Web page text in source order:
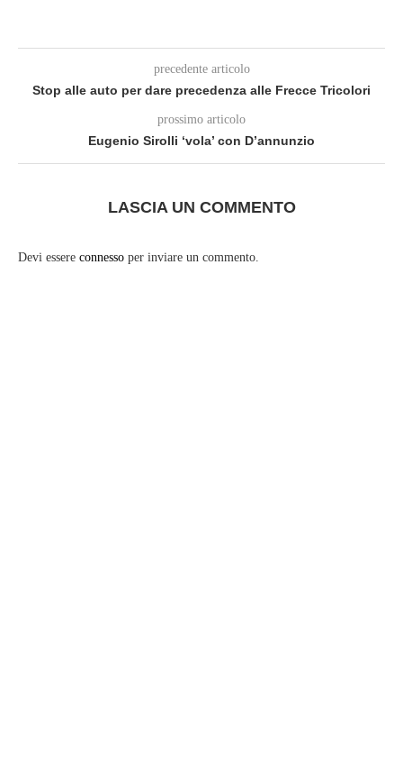
precedente articolo
Stop alle auto per dare precedenza alle Frecce Tricolori
prossimo articolo
Eugenio Sirolli ‘vola’ con D’annunzio
LASCIA UN COMMENTO
Devi essere connesso per inviare un commento.